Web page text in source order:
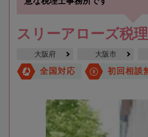
スリーアローズ税
大阪府 大阪市
全国対応 初回相談